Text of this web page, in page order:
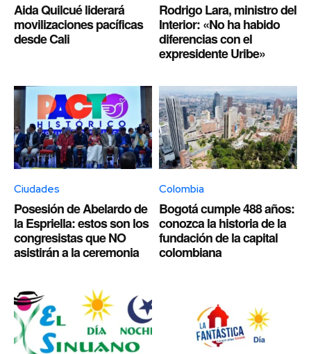
Aida Quilcué liderará
movilizaciones pacíficas
desde Cali
Rodrigo Lara, ministro del
Interior: «No ha habido
diferencias con el
expresidente Uribe»
Ciudades
Posesión de Abelardo de
la Espriella: estos son los
congresistas que NO
asistirán a la ceremonia
Colombia
Bogotá cumple 488 años:
conozca la historia de la
fundación de la capital
colombiana